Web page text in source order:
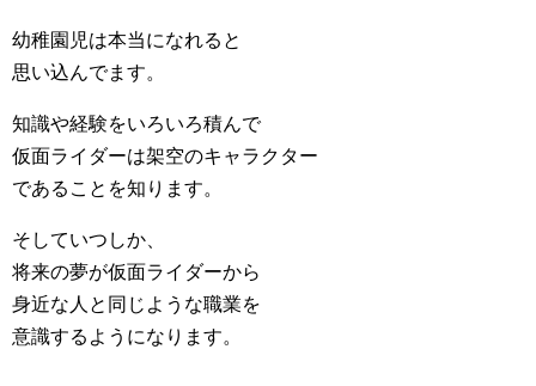
幼稚園児は本当になれると
思い込んでます。
知識や経験をいろいろ積んで
仮面ライダーは架空のキャラクター
であることを知ります。
そしていつしか、
将来の夢が仮面ライダーから
身近な人と同じような職業を
意識するようになります。